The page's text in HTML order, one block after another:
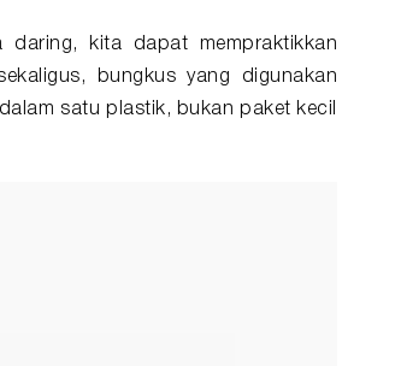
daring, kita dapat mempraktikkan
bungkus yang digunakan
satu plastik, bukan paket kecil